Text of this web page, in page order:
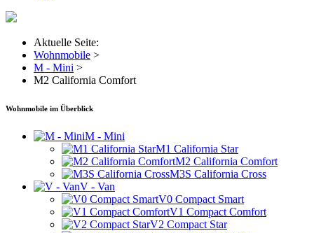
Aktuelle Seite:
Wohnmobile >
M - Mini >
M2 California Comfort
Wohnmobile im Überblick
M - Mini
M1 California Star
M2 California Comfort
M3S California Cross
V - Van
V0 Compact Smart
V1 Compact Comfort
V2 Compact Star